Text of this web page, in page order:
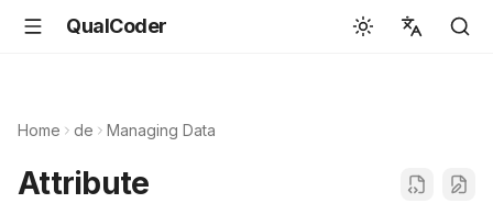
QualCoder
Home de Managing Data
Attribute